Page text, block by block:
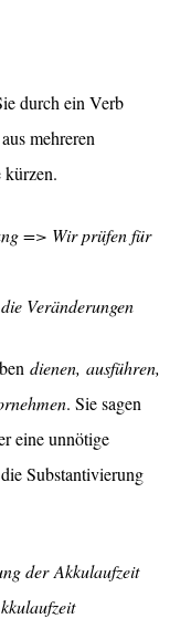
durch ein Verb
mehreren
kürzen.
=> Wir prüfen für
Veränderungen
dienen, ausführen,
. Sie sagen
eine unnötige
Substantivierung
der Akkulaufzeit